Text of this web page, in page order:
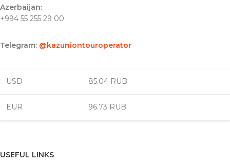
Azerbaijan:
+994 55 255 29 00
Telegram: @kazuniontouroperator
USD 85.04 RUB
EUR 96.73 RUB
USEFUL LINKS